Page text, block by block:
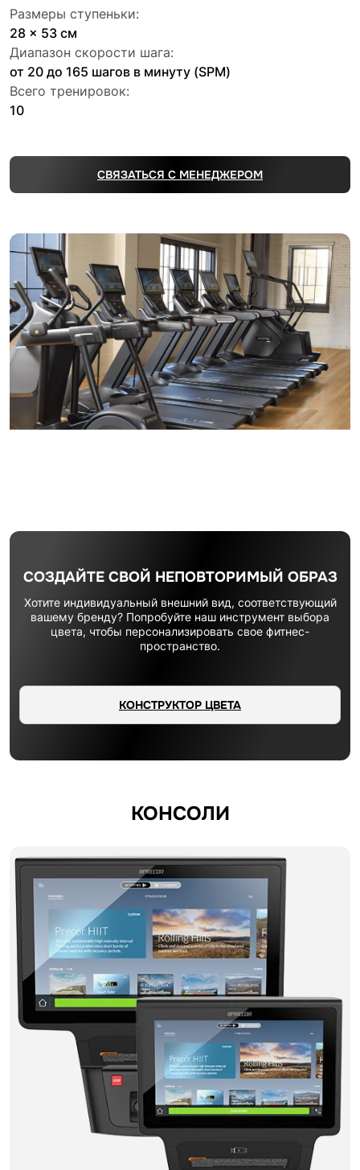
Размеры ступеньки:
28 x 53 см
Диапазон скорости шага:
от 20 до 165 шагов в минуту (SPM)
Всего тренировок:
10
СВЯЗАТЬСЯ С МЕНЕДЖЕРОМ
СОЗДАЙТЕ СВОЙ НЕПОВТОРИМЫЙ ОБРАЗ
Хотите индивидуальный внешний вид, соответствующий
вашему бренду? Попробуйте наш инструмент выбора
цвета, чтобы персонализировать свое фитнес-
пространство.
КОНСТРУКТОР ЦВЕТА
КОНСОЛИ